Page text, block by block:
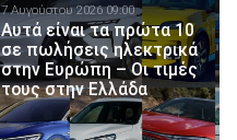
7 Αυγούστου 2026 09:00
Αυτά είναι τα πρώτα 10
σε πωλήσεις ηλεκτρικά
στην Ευρώπη – Οι τιμές
τους στην Ελλάδα